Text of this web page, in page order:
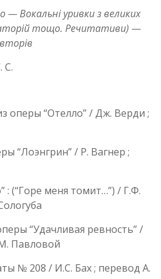
Вокальні уривки з великих
тощо. Речитативи) —
С.
оперы “Отелло” / Дж. Верди ;
“Лоэнгрин” / Р. Вагнер ;
: (“Горе меня томит…”) / Г.Ф.
“Удачливая ревность” /
Павловой
№ 208 / И.С. Бах ; перевод А.